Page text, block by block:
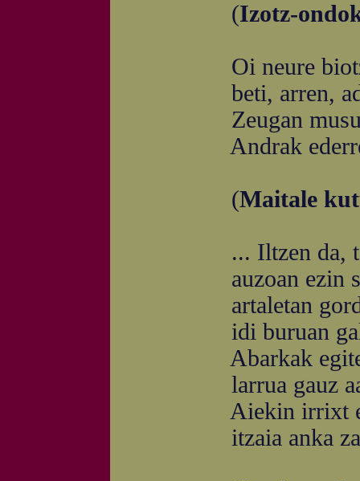
(Izotz-
Oi neure
beti, arren, aditu
Zeugan musua
Andrak ederren
(Maitale
... Iltzen da, ta
auzoan ezin
artaletan
idi buruan
Abarkak
larrua gauz
Aiekin irrixt
itzaia anka